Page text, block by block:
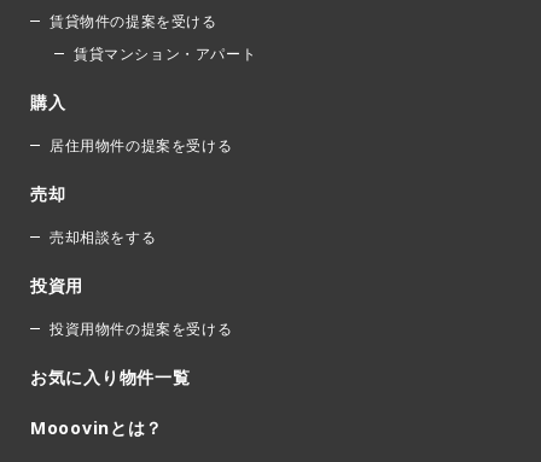
賃貸物件の提案を受ける
賃貸マンション・アパート
購入
居住用物件の提案を受ける
売却
売却相談をする
投資用
投資用物件の提案を受ける
お気に入り物件一覧
Mooovinとは？